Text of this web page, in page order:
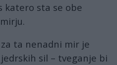
katero sta se obe
ta nenadni mir je
sil – tveganje bi